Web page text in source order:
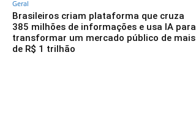
Geral
Brasileiros criam plataforma que cruza
385 milhões de informações e usa IA para
transformar um mercado público de mais
de R$ 1 trilhão